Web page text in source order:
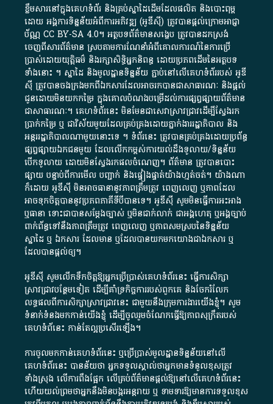
ខ្លឹមសារ​នៅ​ក្នុង​គេហទំព័រ និង​គ្រប់​ស្នា​ដៃ​ដើម​ដែល​ផលិត​ និង​បោះពុម្ព​
ដោយ​ អង្គការ​ទិន្នន័យ​អំពី​ការអភិវឌ្ឍ​​ (អូ​ឌី​ស៊ី)​ ត្រូវ​បាន​ផ្តល់​ក្រោម​អាជ្ញា
ប័ណ្ណ​CC BY-SA 4.0។​ អត្ថបទ​ព័ត៌មាន​សង្ខេប​ ត្រូវ​បាន​ដកស្រង់​
ចេញពី​សារព័ត៌មាន ស្របតាមការ​ណែនាំ​អំពី​គោលការណ៍​នៃ​ការ​ប្រើ
ប្រាស់​ដោយ​យុត្តិធម៌​ និង​រក្សាសិទ្ធិអ្នកនិពន្ធ ដោយ​ប្រភពដើម​នៃ​​អត្ថបទ
ទាំង​នោះ​ ។​ ស្នាដៃ​ និង​មូលដ្ឋាន​ទិន្នន័យ ​ភ្ជាប់​នៅ​លើ​គេហទំព័រ​របស់​ អូ​ឌី​
ស៊ី​ ត្រូវ​បាន​ចងក្រង​មក​ពី​ឯកសារ​ដែល​អាច​រក​បានជា​សាធារណៈ​ និង​ផ្តល់​
ជូន​ដោយ​មិន​យក​កម្រៃ​ ក្នុង​គោលបំណង​បម្រើ​ដល់ការ​ផ្សព្វផ្សាយ​ព័ត៌មាន​
ជា​សាធារណៈ​។​ គេហទំព័រ​នេះ​ មិនមែន​ជា​សេវា​ស្រាវជ្រាវ​ដើម្បី​ស្វែងរក
ប្រាក់​កម្រៃ​ ឬ​ ជា​វិស័យ​មួយ​ដែល​គ្រប់គ្រង​ដោយ​ភ្នាក់ងារ​រដ្ឋាភិបាល​ និង ​
អន្តររដ្ឋាភិបាល​ណាមួយ​នោះ​ទេ ​។​ ទំព័រ​នេះ​ ត្រូវ​បាន​គ្រប់គ្រង​ដោយ​ប្រព័ន្ធ​
ផ្សព្វផ្សាយ​ឯកជន​មួយ​ ដែល​លើកកម្ពស់​ការ​យល់​ដឹង​ទូលាយ​/​ទិន្នន័យ​
បើក​ទូលាយ​ ដោយ​មិនស្វែង​រក​ផល​ចំណេញ​។​ ព័ត៌មាន​ ត្រូវ​បាន​បោះ
ផ្សាយ​ បន្ទាប់​ពី​ការ​មើល​ បញ្ជាក់​ និង​ផ្ទៀងផ្ទាត់​យ៉ាង​ហ្មត់ចត់​។​ យ៉ាងណា​
ក៏​ដោយ​ អូ​ឌី​ស៊ី​ មិន​អាច​ធានា​នូវ​ភាព​ត្រឹមត្រូវ​ ពេញលេញ​ ឬ​ភាព​ដែល​
អាច​ទុកចិត្ត​បាននូវ​ប្រភព​ភាគី​ទី​បី​បាន​ទេ​។​ អូ​ឌី​ស៊ី​ សូម​មិន​ធ្វើការ​អះអាង​
ឬ​ធានា​ ទោះជា​បាន​សម្តែង​ច្បាស់​ ឬ​មិន​ជាក់លាក់​ ជា​អង្គហេតុ​ ឬ​អង្គច្បាប់​
ពាក់ព័ន្ធ​ទៅ​នឹង​ភាព​ត្រឹមត្រូវ​ ពេញលេញ​ ឬ​ភាព​សម​ស្រប​នៃ​ទិន្នន័យ​
ស្នាដៃ​ ឬ​ ឯកសារ​ ដែល​មាន​ ឬ​ដែល​បាន​យក​មក​យោង​ជា​ឯកសារ​ ឬ​
ដែល​បាន​ផ្តល់​ឲ្យ​។
អូឌីស៊ី សូមលើកទឹកចិត្តឱ្យអ្នកប្រើប្រាស់គេហទំព័រនេះ ធ្វើការសិក្សា
ស្រាវជ្រាវបន្ថែមទៀត ដើម្បីគាំទ្រកិច្ចការ​របស់ពួកគេ និងចែករំលែក
លទ្ធផលពីការសិក្សាស្រាវជ្រាវនេះ ជាមួយនឹងក្រុមការងារយើងខ្ញុំ។ សូម
ទំនាក់ទំនងមកកាន់យើងខ្ញុំ ដើម្បីចូលរួមចំណែកធ្វើឱ្យភាពសុក្រឹតរបស់
គេហទំព័នេះ កាន់តែល្អប្រសើរឡើង។
ការចូលមកកាន់គេហទំព័រនេះ ឬប្រើប្រាស់មូលដ្ឋានទិន្នន័យនៅលើ
គេហទំព័រនេះ បានន័យថា អ្នកទទួលស្គាល់ថាអ្នកមានទំនួលខុសត្រូវ
ទាំងស្រុង លើការពឹងផ្អែក លើគ្រប់ព័ត៌មានផ្តល់ឱ្យនៅលើគេហទំព័រនេះ
ហើយយល់ព្រមថាអ្នកនឹងមិនបង្ករអន្តរាយ ឬ ទាមទារ​ឱ្យមានការទទួលខុស​